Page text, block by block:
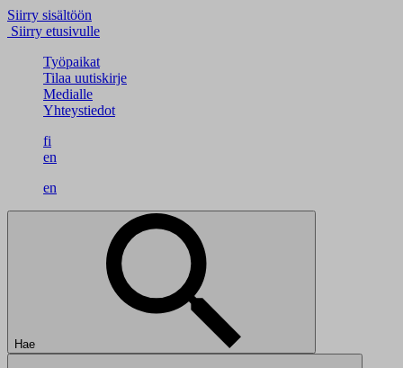
Siirry sisältöön
Siirry etusivulle
Työpaikat
Tilaa uutiskirje
Medialle
Yhteystiedot
fi
en
en
Hae